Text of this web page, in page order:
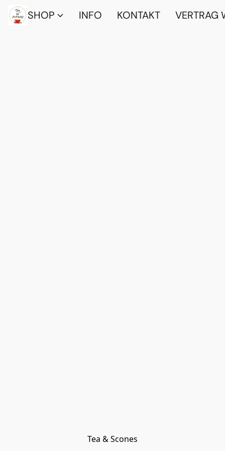
SHOP INFO KONTAKT VERTRAG
Tea & Scones